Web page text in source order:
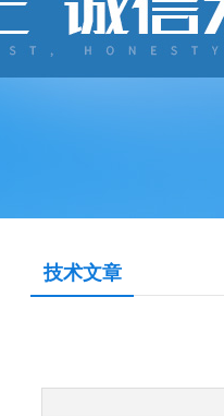
技术文章